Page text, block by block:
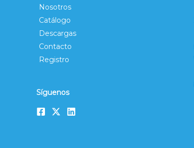
Nosotros
Catálogo
Descargas
Contacto
Registro
Síguenos